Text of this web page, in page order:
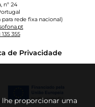
lhe proporcionar uma
nº 24
rede fixa nacional)
135 355
de Privacidade